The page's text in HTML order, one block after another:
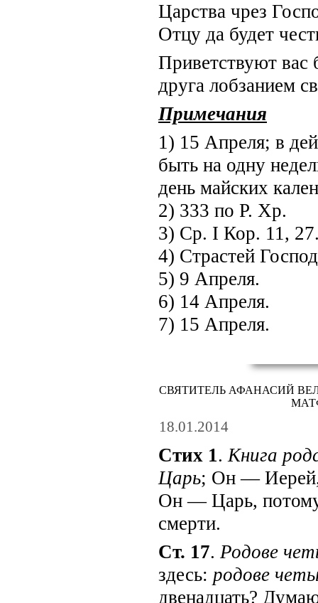
Царства чрез
Отцу да будет
Приветствуют вас
друга лобзанием
Примечания
1) 15 Апреля; в
быть на одну
день майских
2) 333 по Р. Хр.
3) Ср. I Кор. 11,
4) Страстей
5) 9 Апреля.
6) 14 Апреля.
7) 15 Апреля.
СВЯТИТЕЛЬ АФАНАСИЙ
18.01.2014
Стих 1.Книга
Царь; Он — Иерей,
Он — Царь, потому
смерти.
Ст. 17. Родове
здесь: родове
двенадцать?